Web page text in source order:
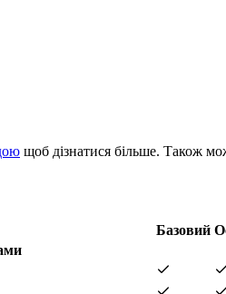
щоб дізнатися більше. Також
Базовий